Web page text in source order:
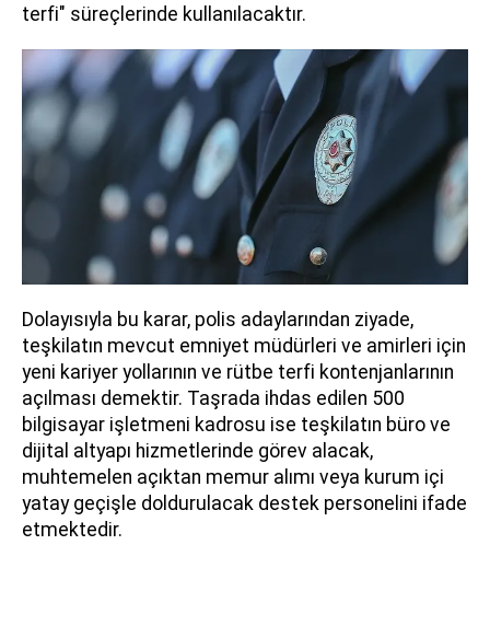
terfi" süreçlerinde kullanılacaktır.
Dolayısıyla bu karar, polis adaylarından ziyade,
teşkilatın mevcut emniyet müdürleri ve amirleri için
yeni kariyer yollarının ve rütbe terfi kontenjanlarının
açılması demektir. Taşrada ihdas edilen 500
bilgisayar işletmeni kadrosu ise teşkilatın büro ve
dijital altyapı hizmetlerinde görev alacak,
muhtemelen açıktan memur alımı veya kurum içi
yatay geçişle doldurulacak destek personelini ifade
etmektedir.